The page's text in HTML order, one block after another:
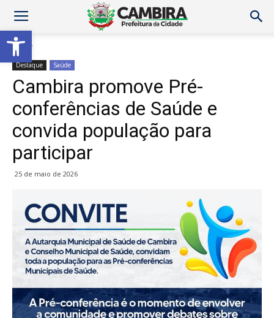
Abrir a barra de ferramentas
Home
Destaque Saúde
Cambira promove Pré-
conferências de Saúde e
convida população para
participar
25 de maio de 2026